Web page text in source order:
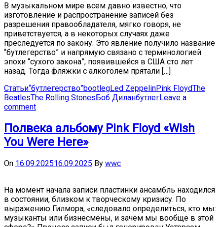
В музыкальном мире всем давно известно, что
изготовление и распространение записей без
разрешения правообладателя, мягко говоря, не
приветствуется, а в некоторых случаях даже
преследуется по закону. Это явление получило название
“бутлегерство” и напрямую связано с терминологией
эпохи “сухого закона”, появившейся в США сто лет
назад. Тогда фляжки с алкоголем прятали […]
Статьи“бутлегерство”bootlegLed ZeppelinPink FloydThe
BeatlesThe Rolling StonesБоб ДиланбутлегLeave a
comment
Полвека альбому Pink Floyd «Wish
You Were Here»
On 16.09.202516.09.2025 By wwc
На момент начала записи пластинки ансамбль находился
в состоянии, близком к творческому кризису. По
выражению Гилмора, «следовало определиться, кто мы:
музыканты или бизнесмены, и зачем мы вообще в этой